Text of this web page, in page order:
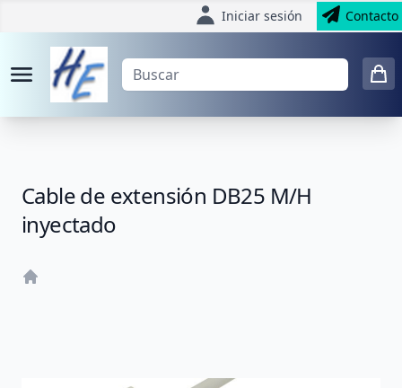
Iniciar sesión Contacto
Cable de extensión DB25 M/H
inyectado